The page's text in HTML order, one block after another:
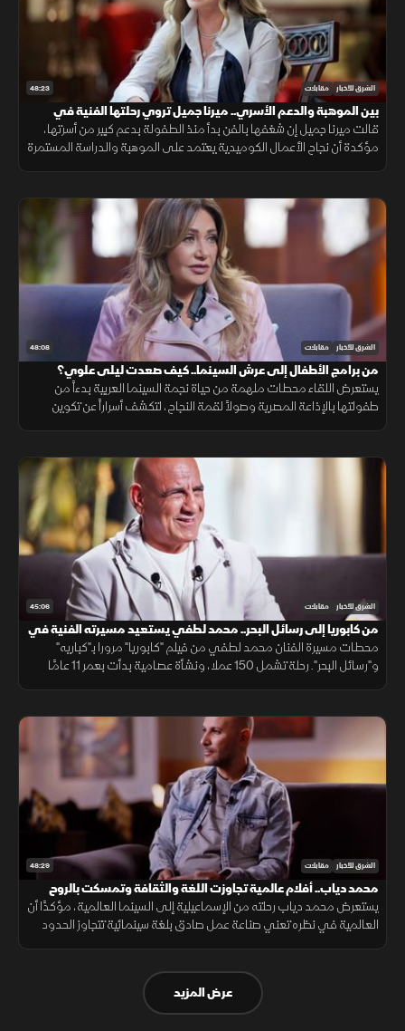
48:23 الشرق للأخبار مقابلات
بين الموهبة والدعم الأسري.. ميرنا جميل تروي رحلتها الفنية في
ضيفي
قالت ميرنا جميل إن شغفها بالفن بدأ منذ الطفولة بدعم كبير من أسرتها،
مؤكدة أن نجاح الأعمال الكوميدية يعتمد على الموهبة والدراسة المستمرة
48:08 الشرق للأخبار مقابلات
من برامج الأطفال إلى عرش السينما.. كيف صعدت ليلى علوي؟
يستعرض اللقاء محطات ملهمة من حياة نجمة السينما العربية بدءاً من
طفولتها بالإذاعة المصرية وصولاً لقمة النجاح، لتكشف أسراراً عن تكوين
45:06 الشرق للأخبار مقابلات
من كابوريا إلى رسائل البحر.. محمد لطفي يستعيد مسيرته الفنية في
ضيفي
محطات مسيرة الفنان محمد لطفي من فيلم "كابوريا" مرورا بـ"كباريه"
و"رسائل البحر". رحلة تشمل 150 عملا، ونشأة عصامية بدأت بعمر 11 عامًا
48:29 الشرق للأخبار مقابلات
محمد دياب.. أفلام عالمية تجاوزت اللغة والثقافة وتمسكت بالروح
المصرية
يستعرض محمد دياب رحلته من الإسماعيلية إلى السينما العالمية، مؤكدًا أن
العالمية في نظره تعني صناعة عمل صادق بلغة سينمائية تتجاوز الحدود
عرض المزيد